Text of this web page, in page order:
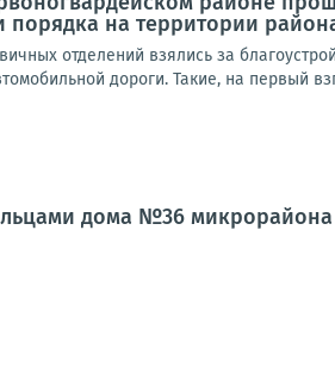
порядка на территории
отделений взялись за
дороги. Такие, на первый
дома №36